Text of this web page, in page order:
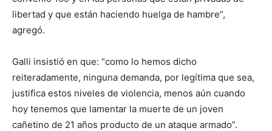
libertad y que están haciendo huelga de hambre”,
agregó.
Galli insistió en que: “como lo hemos dicho
reiteradamente, ninguna demanda, por legítima que sea,
justifica estos niveles de violencia, menos aún cuando
hoy tenemos que lamentar la muerte de un joven
cañetino de 21 años producto de un ataque armado”.